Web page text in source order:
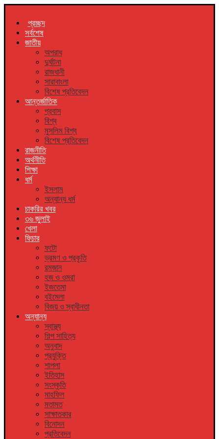
প্রচ্ছদ
সর্বশেষ
জাতীয়
অপরাধ
দুর্ঘটনা
রাজধানী
সারাবাংলা
বিশেষ প্রতিবেদন
আন্তর্জাতিক
প্রবাস
বিশ্ব
মুসলিম বিশ্ব
বিশেষ প্রতিবেদন
রাজনীতি
অর্থনীতি
শিক্ষা
ধর্ম
ইসলাম
অন্যান্য ধর্ম
চাকরির খবর
৩৬ জুলাই
খেলা
ফিচার
ফটো
ভ্রমণ ও প্রকৃতি
রমজান
হজ ও ওমরা
ইজতেমা
বইমেলা
বিজয় ও স্বাধীনতা
অন্যান্য
স্বাস্থ্য
শিল্প সাহিত্য
অনুবাদ
প্রযুক্তি
শাপলা
ইতিহাস
সংস্কৃতি
মাহফিল
মতামত
সাক্ষাতকার
বিনোদন
প্রতিবেদন